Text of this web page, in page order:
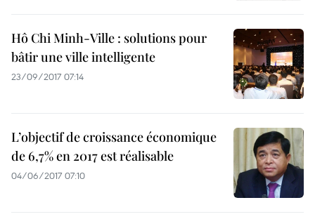
Hô Chi Minh-Ville : solutions pour
bâtir une ville intelligente
23/09/2017 07:14
L’objectif de croissance économique
de 6,7% en 2017 est réalisable
04/06/2017 07:10